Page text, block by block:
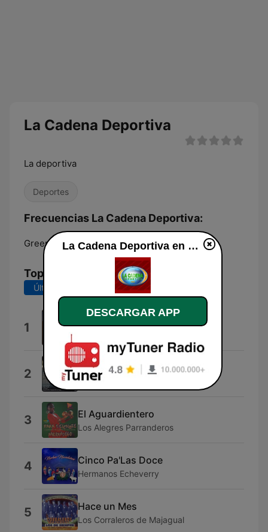
La Cadena Deportiva
La deportiva
Deportes
Frecuencias La Cadena Deportiva:
Greenville: Online
Top Canciones
Últimos 7 días Últimos 30 días
1
2 Y Todos los Dias
Orquesta Melodia
3 El Aguardientero
Los Alegres Parranderos
4 Cinco Pa'Las Doce
Hermanos Echeverry
5 Hace un Mes
Los Corraleros de Majagual
La Cadena Deportiva en vivo
DESCARGAR APP